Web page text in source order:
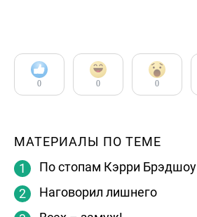
0 0 0
МАТЕРИАЛЫ ПО ТЕМЕ
По стопам Кэрри Брэдшоу
Наговорил лишнего